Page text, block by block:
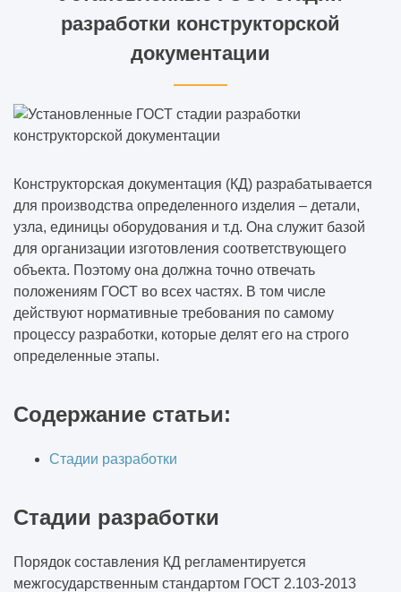
разработки конструкторской
документации
Конструкторская документация (КД) разрабатывается
для производства определенного изделия – детали,
узла, единицы оборудования и т.д. Она служит базой
для организации изготовления соответствующего
объекта. Поэтому она должна точно отвечать
положениям ГОСТ во всех частях. В том числе
действуют нормативные требования по самому
процессу разработки, которые делят его на строго
определенные этапы.
Содержание статьи:
Стадии разработки
Стадии разработки
Порядок составления КД регламентируется
межгосударственным стандартом ГОСТ 2.103-2013
Что входит в кровельные работы
Внутренние отделочные работы это какие
Отделочные работы
Нужно ли разрешение на штукатурные
работы
Что входит в штукатурные работы
При какой температуре выполняются
штукатурные работы
Какие инженерные изыскания
Что такое реверс-инжиниринг
производство электромонтажных работ